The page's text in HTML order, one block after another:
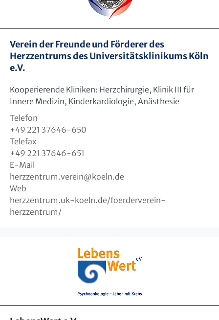
Verein der Freunde und Förderer des
Herzzentrums des Universitätsklinikums Köln
e.V.
Kooperierende Kliniken: Herzchirurgie, Klinik III für
Innere Medizin, Kinderkardiologie, Anästhesie
Telefon
+49 221 37646-650
Telefax
+49 221 37646-651
E-Mail
herzzentrum.verein@ koeln.de
Web
herzzentrum.uk-koeln.de/foerderverein-
herzzentrum/